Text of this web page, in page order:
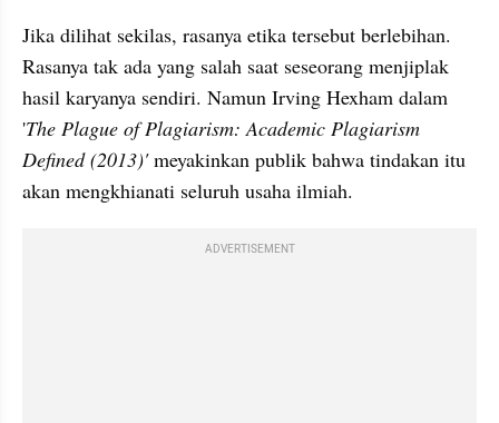
Jika dilihat sekilas, rasanya etika tersebut berlebihan.
Rasanya tak ada yang salah saat seseorang menjiplak
hasil karyanya sendiri. Namun Irving Hexham dalam
'The Plague of Plagiarism: Academic Plagiarism
Defined (2013)' meyakinkan publik bahwa tindakan itu
akan mengkhianati seluruh usaha ilmiah.
ADVERTISEMENT